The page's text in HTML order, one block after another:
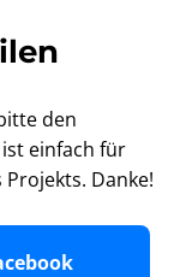
den
einfach für
Danke!